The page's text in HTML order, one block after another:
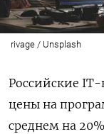
rivage / Unsplash
Российские
цены на
среднем на